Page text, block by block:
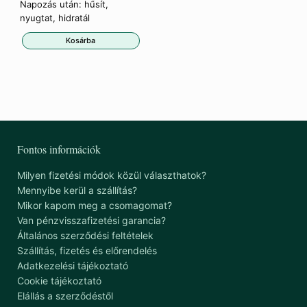
Napozás után: hűsít,
nyugtat, hidratál
Kosárba
Fontos információk
Milyen fizetési módok közül választhatok?
Mennyibe kerül a szállítás?
Mikor kapom meg a csomagomat?
Van pénzvisszafizetési garancia?
Általános szerződési feltételek
Szállítás, fizetés és előrendelés
Adatkezelési tájékoztató
Cookie tájékoztató
Elállás a szerződéstől